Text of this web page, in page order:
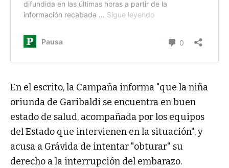
En el escrito, la Campaña informa "que la niña
oriunda de Garibaldi se encuentra en buen
estado de salud, acompañada por los equipos
del Estado que intervienen en la situación", y
acusa a Grávida de intentar "obturar" su
derecho a la interrupción del embarazo.